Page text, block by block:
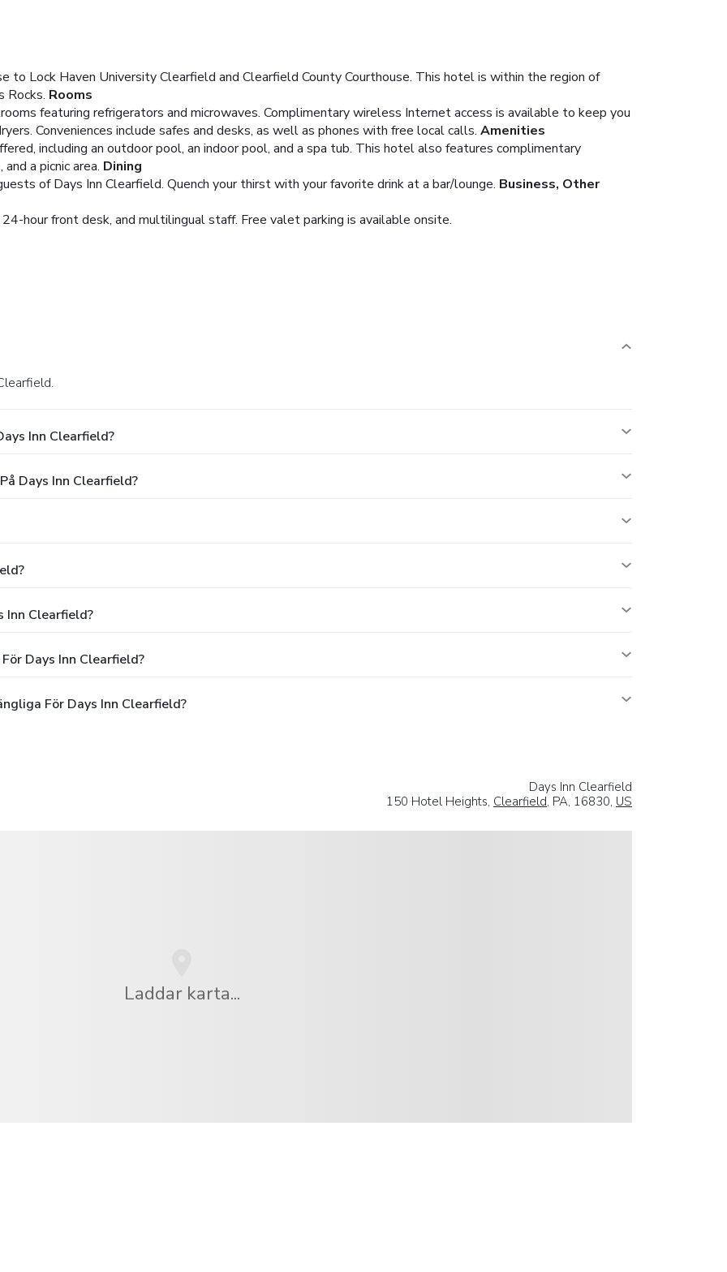
to Lock Haven University Clearfield and Clearfield County Courthouse. This hotel is within the region of
Rocks. Rooms
featuring refrigerators and microwaves. Complimentary wireless Internet access is available to keep you
Conveniences include safes and desks, as well as phones with free local calls. Amenities
including an outdoor pool, an indoor pool, and a spa tub. This hotel also features complimentary
a picnic area. Dining
of Days Inn Clearfield. Quench your thirst with your favorite drink at a bar/lounge. Business, Other
hour front desk, and multilingual staff. Free valet parking is available onsite.
Inn Clearfield?
Days Inn Clearfield?
Inn Clearfield?
Days Inn Clearfield?
För Days Inn Clearfield?
Days Inn Clearfield
150 Hotel Heights, Clearfield, PA, 16830, US
Laddar karta...